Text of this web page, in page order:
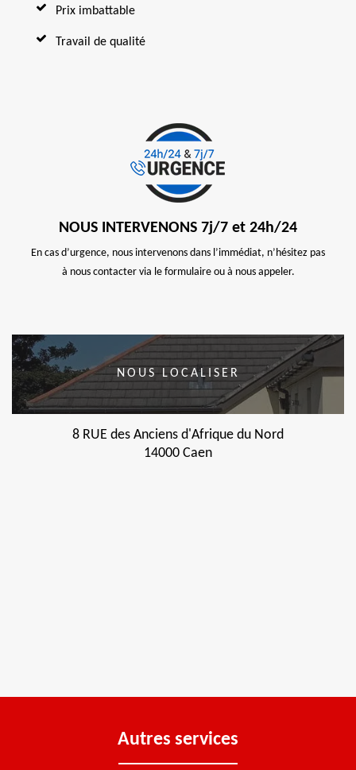
Prix imbattable
Travail de qualité
NOUS INTERVENONS 7j/7 et 24h/24
En cas d’urgence, nous intervenons dans l’immédiat, n’hésitez pas
à nous contacter via le formulaire ou à nous appeler.
NOUS LOCALISER
8 RUE des Anciens d'Afrique du Nord
14000 Caen
Autres services